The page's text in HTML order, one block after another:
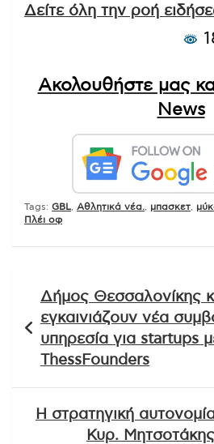
Δείτε όλη την ροή
Ακολουθήστε μας
News
Tags: GBL Αθλητικά νέα. μπασκετ
Πλέι οφ
άρθρων
Δήμος Θεσσαλονίκης
εγκαινιάζουν νέα
υπηρεσία για startups
ThessFounders
Η στρατηγική
Κυρ.